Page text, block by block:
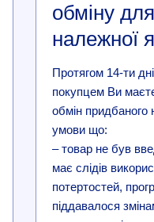
обміну
належної
Протягом 14-ти
покупцем Ви
обмін придбаного
умови що:
– товар не був
має слідів
потертостей,
піддавалося